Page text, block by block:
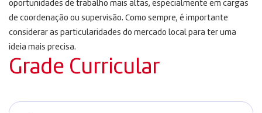
oportunidades de trabalho mais altas, especialmente em cargas
de coordenação ou supervisão. Como sempre, é importante
considerar as particularidades do mercado local para ter uma
ideia mais precisa.
Grade Curricular